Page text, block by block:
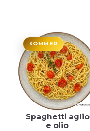
SOMMER
Spaghetti aglio
e olio